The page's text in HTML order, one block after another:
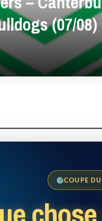
(07/
COUPE